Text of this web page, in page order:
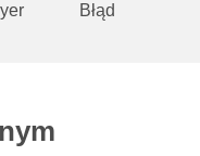
Błąd